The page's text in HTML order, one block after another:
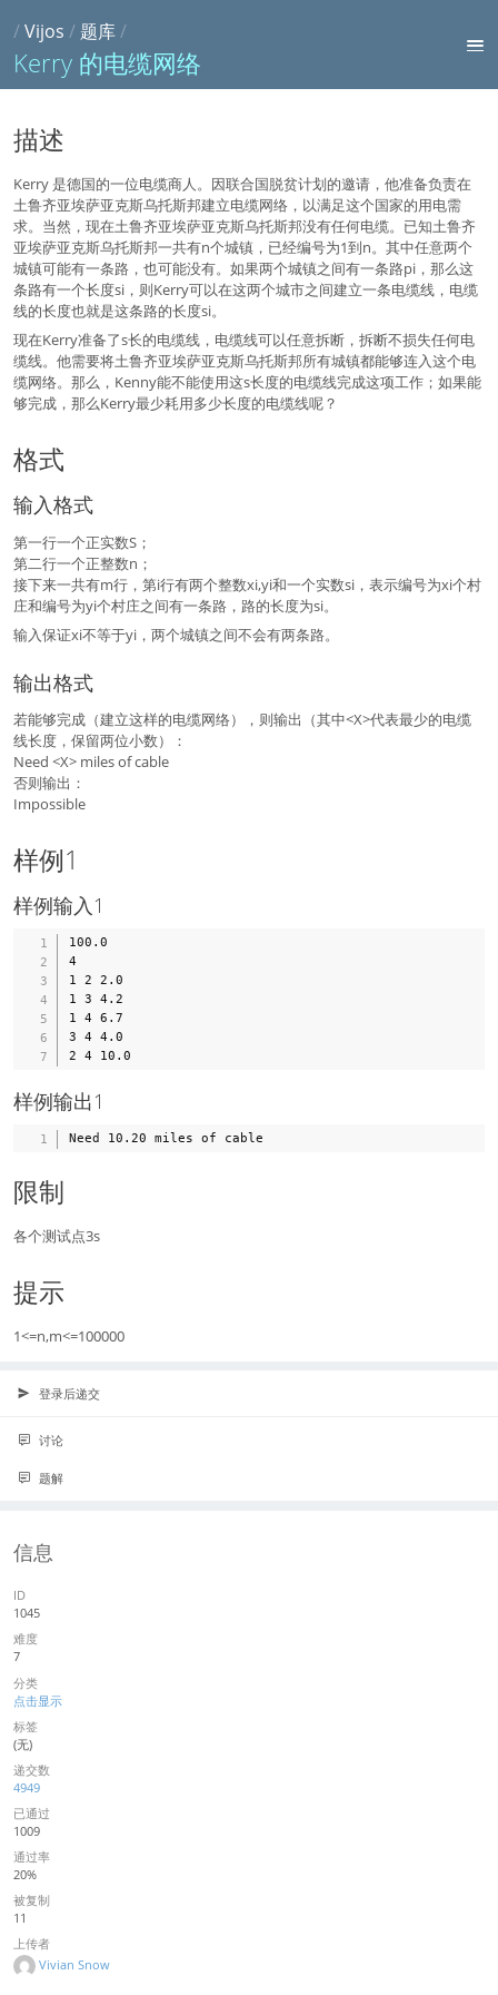
/Vijos / 题库/
Kerry 的电缆网络
描述
Kerry 是德国的一位电缆商人。因联合国脱贫计划的邀请，他准备负责在
土鲁齐亚埃萨亚克斯乌托斯邦建立电缆网络，以满足这个国家的用电需
求。当然，现在土鲁齐亚埃萨亚克斯乌托斯邦没有任何电缆。已知土鲁齐
亚埃萨亚克斯乌托斯邦一共有n个城镇，已经编号为1到n。其中任意两个
城镇可能有一条路，也可能没有。如果两个城镇之间有一条路pi，那么这
条路有一个长度si，则Kerry可以在这两个城市之间建立一条电缆线，电缆
线的长度也就是这条路的长度si。
现在Kerry准备了s长的电缆线，电缆线可以任意拆断，拆断不损失任何电
缆线。他需要将土鲁齐亚埃萨亚克斯乌托斯邦所有城镇都能够连入这个电
缆网络。那么，Kenny能不能使用这s长度的电缆线完成这项工作；如果能
够完成，那么Kerry最少耗用多少长度的电缆线呢？
格式
输入格式
第一行一个正实数S；
第二行一个正整数n；
接下来一共有m行，第i行有两个整数xi,yi和一个实数si，表示编号为xi个村
庄和编号为yi个村庄之间有一条路，路的长度为si。
输入保证xi不等于yi，两个城镇之间不会有两条路。
输出格式
若能够完成（建立这样的电缆网络），则输出（其中<X>代表最少的电缆
线长度，保留两位小数）：
Need <X> miles of cable
否则输出：
Impossible
样例1
样例输入1
100.0
4
1 2 2.0
1 3 4.2
1 4 6.7
3 4 4.0
样例输出1
限制
各个测试点3s
提示
1<=n,m<=100000
登录后递交
讨论
题解
信息
ID
1045
难度
7
分类
点击显示
标签
(无)
递交数
4949
已通过
1009
通过率
20%
被复制
11
上传者
Vivian Snow